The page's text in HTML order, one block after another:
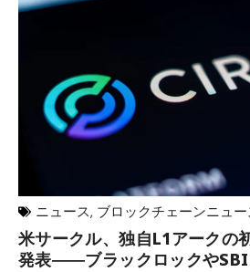
ニュース, ブロックチェーンニュー
米サークル、独自L1アークの
発表――ブラックロックやSBI